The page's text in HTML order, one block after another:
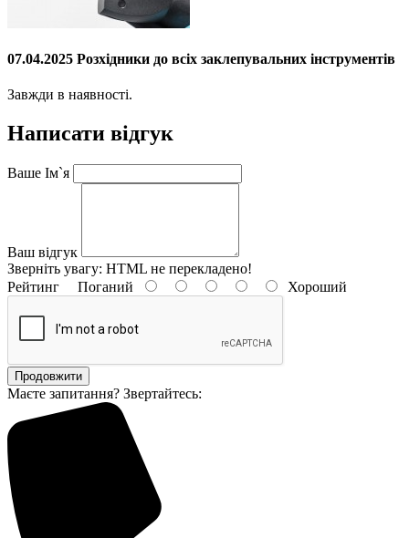
07.04.2025 Розхідники до всіх заклепувальних інструментів
Завжди в наявності.
Написати відгук
Ваше Ім`я
Ваш відгук
Зверніть увагу: HTML не перекладено!
Рейтинг Поганий Хороший
Продовжити
Маєте запитання? Звертайтесь: